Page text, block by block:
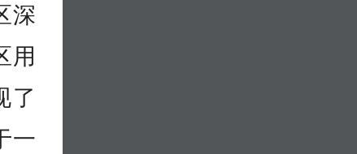
深
用
了
一